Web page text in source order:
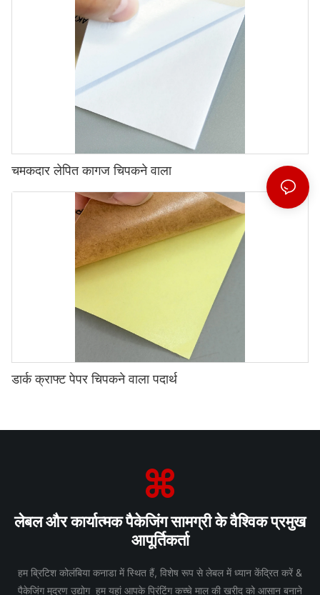
चमकदार लेपित कागज चिपकने वाला
डार्क क्राफ्ट पेपर चिपकने वाला पदार्थ
लेबल और कार्यात्मक पैकेजिंग सामग्री के वैश्विक प्रमुख
आपूर्तिकर्ता
हम ब्रिटिश कोलंबिया कनाडा में स्थित हैं, विशेष रूप से लेबल में ध्यान केंद्रित करें &
पैकेजिंग मुद्रण उद्योग हम यहां आपके प्रिंटिंग कच्चे माल की खरीद को आसान बनाने